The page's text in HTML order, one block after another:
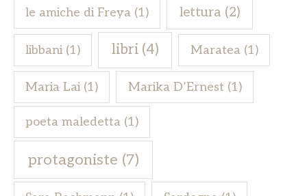
le amiche di Freya (1) lettura (2)
libbani (1) libri(4) Maratea(1)
Maria Lai (1) Marika D’Ernest (1)
poeta maledetta (1)
protagoniste (7)